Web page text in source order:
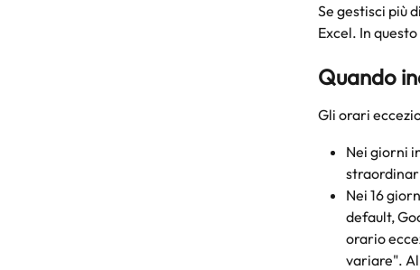
Se gestisci più
Excel. In
Quando
Gli orari
Nei giorni
Nei 16
default,
orario
variare".